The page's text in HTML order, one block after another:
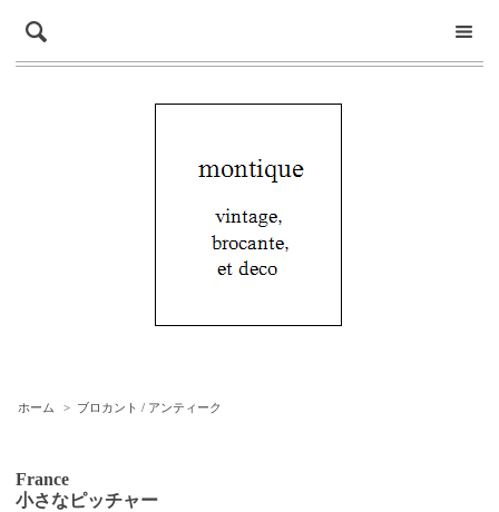
ホーム > ブロカント / アンティーク
France
小さなピッチャー